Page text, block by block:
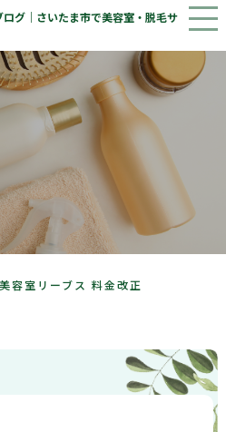
グ｜さいたま市で美容室・脱毛サ
容室リーブス 料金改正